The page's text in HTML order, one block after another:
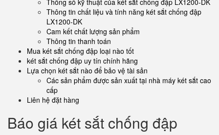
Thông số kỹ thuật của két sắt chống đập LX1200-DK
Thông tin chất liệu và tính năng két sắt chống đập
LX1200-DK
Cam kết chất lượng sản phẩm
Thông tin thanh toán
Mua két sắt chống đập loại nào tốt
két sắt chống đập uy tín chính hãng
Lựa chọn két sắt nào để bảo vệ tài sản
Các sản phẩm được sản xuất tại nhà máy két sắt cao
cấp
Liên hệ đặt hàng
Báo giá két sắt chống đập